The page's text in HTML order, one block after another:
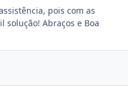
pois com as
solução! Abraços e Boa